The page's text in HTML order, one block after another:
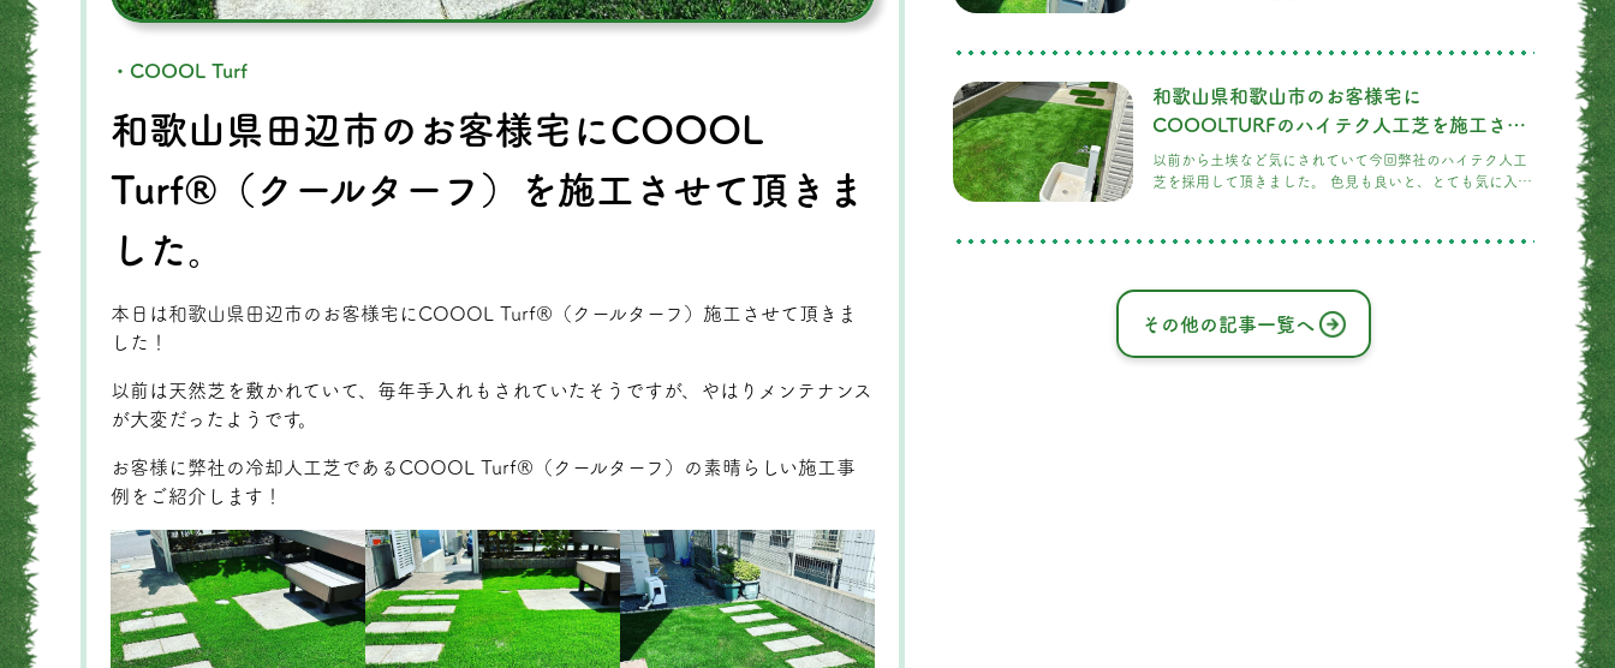
・COOOL Turf
和歌山県田辺市のお客様宅にCOOOL
Turf®（クールターフ）を施工させて頂きま
した。
本日は和歌山県田辺市のお客様宅にCOOOL Turf®（クールターフ）施工させて頂きま
した！
以前は天然芝を敷かれていて、毎年手入れもされていたそうですが、やはりメンテナンス
が大変だったようです。
お客様に弊社の冷却人工芝であるCOOOL Turf®（クールターフ）の素晴らしい施工事
例をご紹介します！
和歌山県和歌山市のお客様宅に
COOOLTURFのハイテク人工芝を施工させ
て頂きました！
以前から土埃など気にされていて今回弊社のハイテク人工
芝を採用して頂きました。 色見も良いと、とても気に入っ
その他の記事一覧へ